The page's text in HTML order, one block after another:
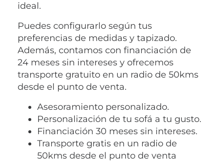
ideal.
Puedes configurarlo según tus
preferencias de medidas y tapizado.
Además, contamos con financiación de
24 meses sin intereses y ofrecemos
transporte gratuito en un radio de 50kms
desde el punto de venta.
Asesoramiento personalizado.
Personalización de tu sofá a tu gusto.
Financiación 30 meses sin intereses.
Transporte gratis en un radio de
50kms desde el punto de venta